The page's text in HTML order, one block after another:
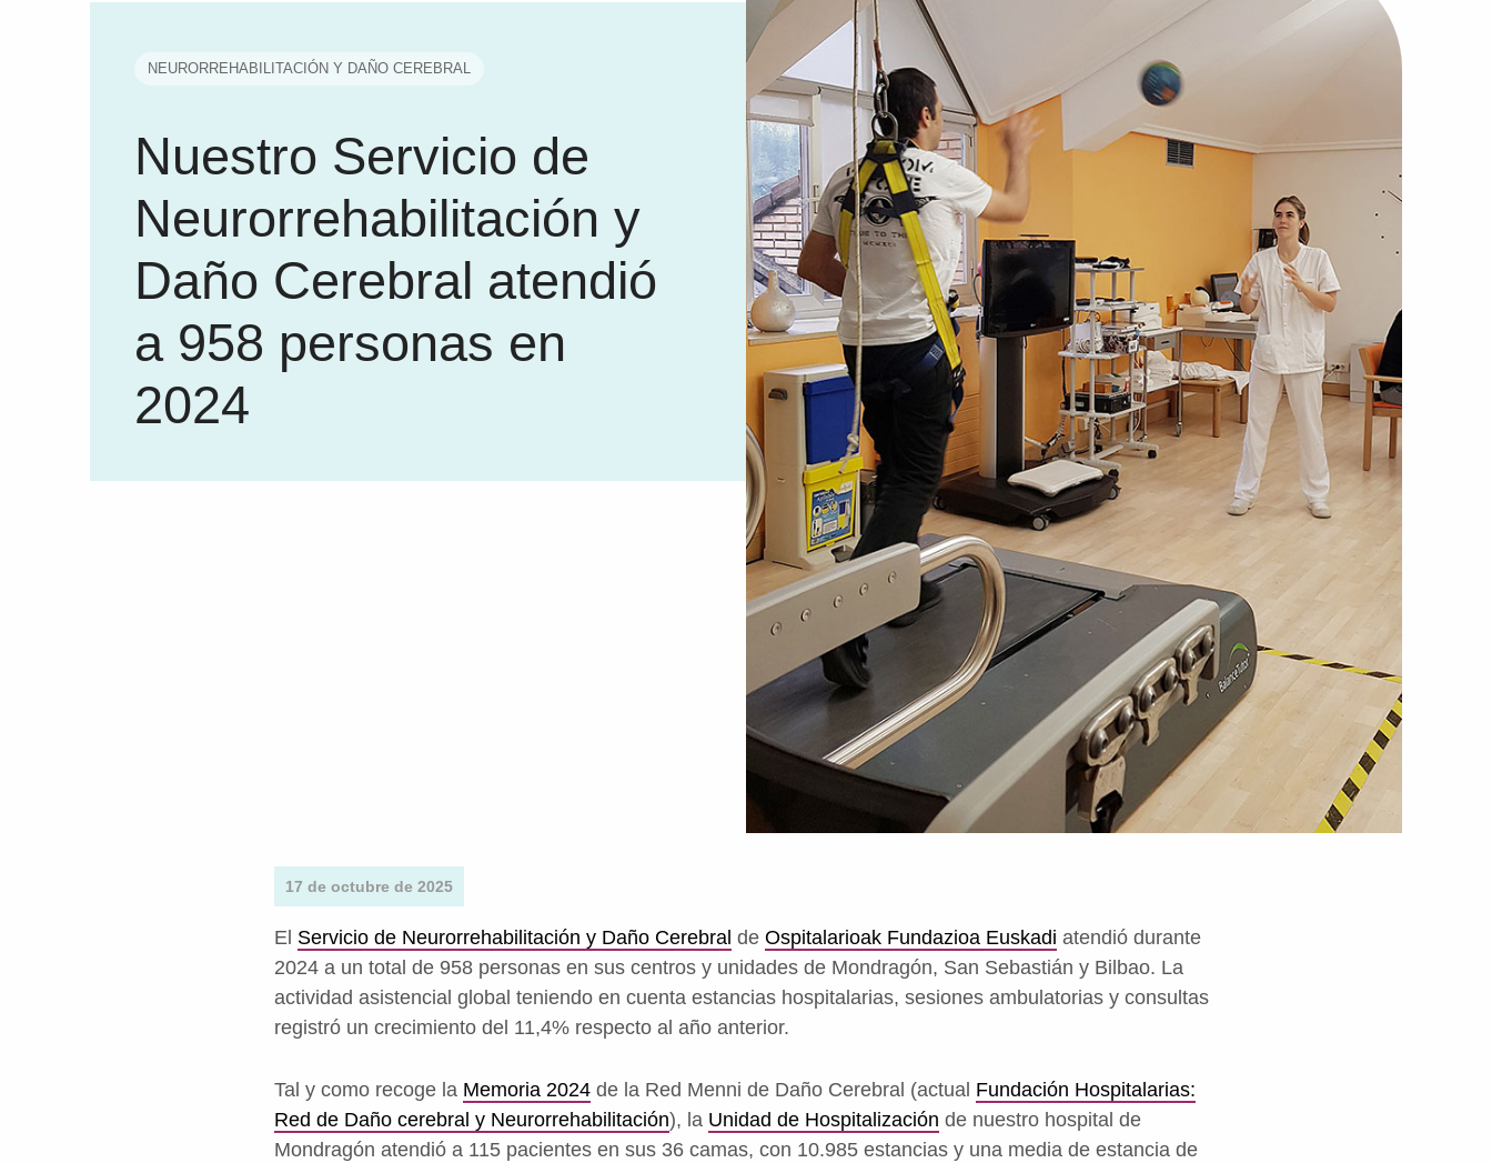
NEURORREHABILITACIÓN Y DAÑO CEREBRAL
Nuestro Servicio de
Neurorrehabilitación y
Daño Cerebral atendió
a 958 personas en
2024
17 de octubre de 2025
El Servicio de Neurorrehabilitación y Daño Cerebral de Ospitalarioak Fundazioa Euskadi atendió durante
2024 a un total de 958 personas en sus centros y unidades de Mondragón, San Sebastián y Bilbao. La
actividad asistencial global teniendo en cuenta estancias hospitalarias, sesiones ambulatorias y consultas
registró un crecimiento del 11,4% respecto al año anterior.
Tal y como recoge la Memoria 2024 de la Red Menni de Daño Cerebral (actual Fundación Hospitalarias:
Red de Daño cerebral y Neurorrehabilitación), la Unidad de Hospitalización de nuestro hospital de
Mondragón atendió a 115 pacientes en sus 36 camas, con 10.985 estancias y una media de estancia de